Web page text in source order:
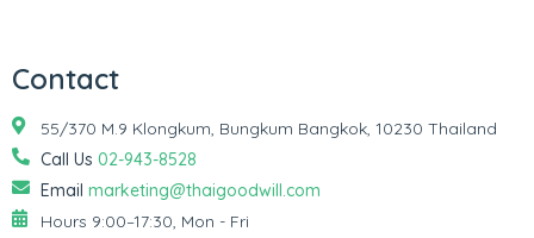
Contact
55/370 M.9 Klongkum, Bungkum Bangkok, 10230 Thailand
Call Us 02-943-8528
Email marketing@thaigoodwill.com
Hours 9:00–17:30, Mon - Fri